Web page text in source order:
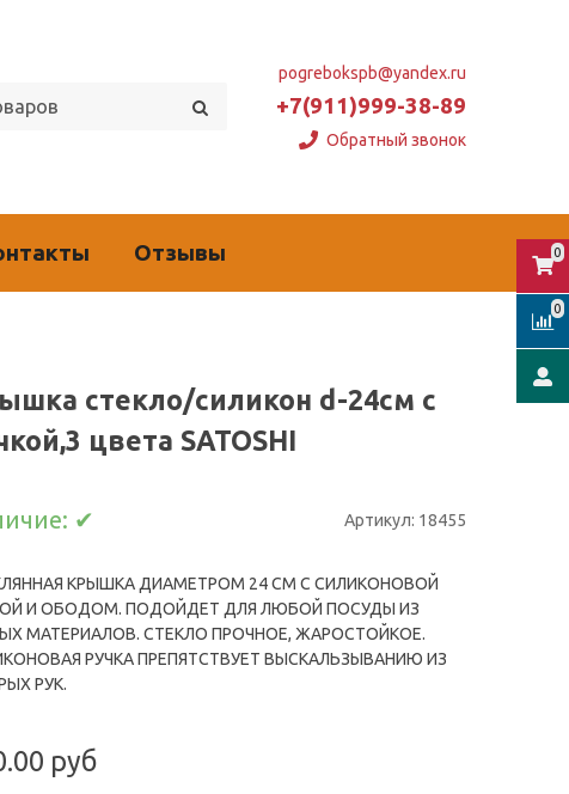
pogrebokspb@yandex.ru
+7(911)999-38-89
Обратный звонок
Отзывы
стекло/силикон d-24см с
цвета SATOSHI
✔ Артикул: 18455
КРЫШКА ДИАМЕТРОМ 24 СМ С СИЛИКОНОВОЙ
И ОБОДОМ. ПОДОЙДЕТ ДЛЯ ЛЮБОЙ ПОСУДЫ ИЗ
МАТЕРИАЛОВ. СТЕКЛО ПРОЧНОЕ, ЖАРОСТОЙКОЕ.
РУЧКА ПРЕПЯТСТВУЕТ ВЫСКАЛЬЗЫВАНИЮ ИЗ
РУК.
руб
0
0